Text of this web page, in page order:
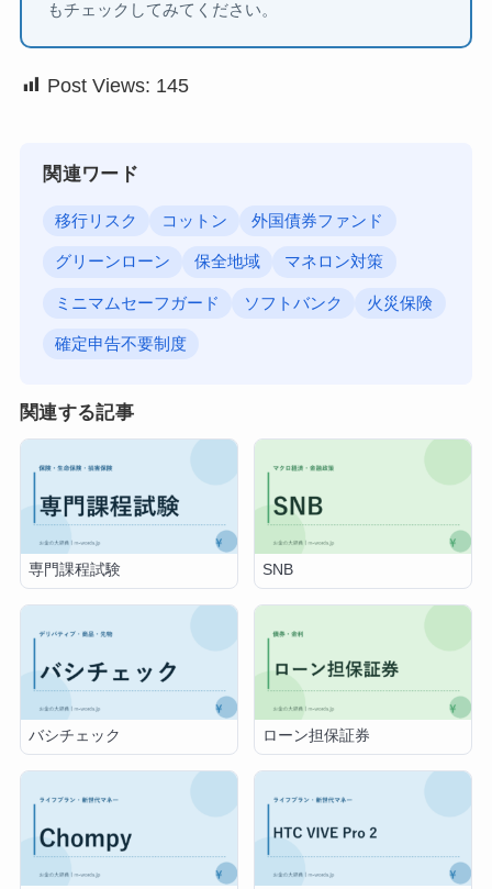
もチェックしてみてください。
Post Views: 145
関連ワード
移行リスク コットン 外国債券ファンド
グリーンローン 保全地域 マネロン対策
ミニマムセーフガード ソフトバンク 火災保険
確定申告不要制度
関連する記事
専門課程試験 SNB
バシチェック ローン担保証券